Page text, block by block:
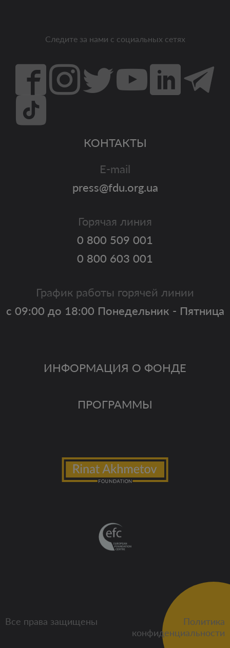
Следите за нами с социальных сетях
ИНФОРМАЦИЯ О ФОНДЕ
ПРОГРАММЫ
КОНТАКТЫ
E-mail
press@fdu.org.ua
Горячая линия
0 800 509 001
0 800 603 001
График работы горячей линии
с 09:00 до 18:00 Понедельник - Пятница
Все права защищены
Политика
конфиденциальности